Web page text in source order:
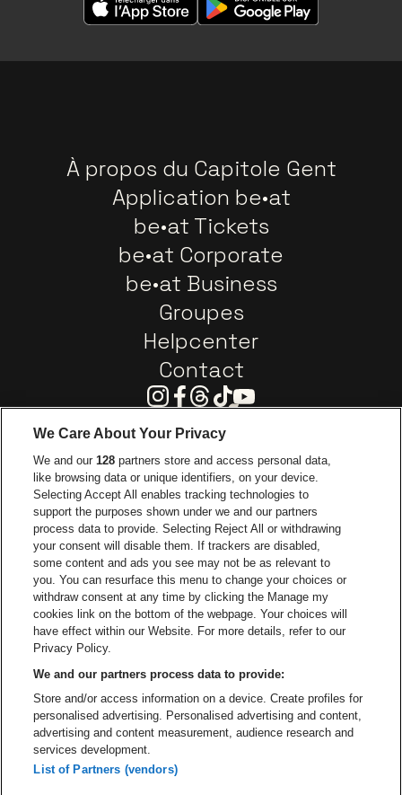
À propos du Capitole Gent
Application be•at
be•at Tickets
be•at Corporate
be•at Business
Groupes
Helpcenter
Contact
Instagram
Facebook
Threads
TiktokYoutube
Visitez le site de Europcar
Visitez le site
Visitez le site de Coca-Cola
Visitez le site de Red Bull
Visitez le
Visitez le site de Champagne Pommery
Visitez le site de Le
Visitez le site de Le logo Lillet en
Visitez le site de
Visitez le site
Visitez le
Capitole Gent fait partie debe•at
Capitole Gent
Be-At Venues
Schijnpoortweg 119, 2170 Anvers
BTW (BE) 0461.051.688 - RPR Antwerpen
BNP Paribas Fortis - IBAN: BE93 2200 4925 0067 - BIC:
GEBABEBB
We Care About Your Privacy
We and our128 partners store and access personal data,
like browsing data or unique identifiers, on your device.
Selecting Accept All enables tracking technologies to
support the purposes shown under we and our partners
process data to provide. Selecting Reject All or withdrawing
your consent will disable them. If trackers are disabled,
some content and ads you see may not be as relevant to
you. You can resurface this menu to change your choices or
withdraw consent at any time by clicking the Manage my
cookies link on the bottom of the webpage. Your choices will
have effect within our Website. For more details, refer to our
Privacy Policy.
We and our partners process data to provide:
Store and/or access information on a device. Create profiles for
personalised advertising. Personalised advertising and content,
advertising and content measurement, audience research and
services development.
List of Partners (vendors)